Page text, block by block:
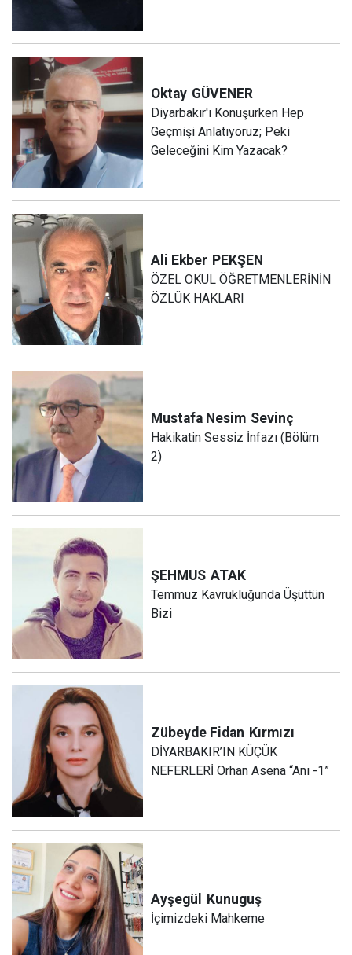
Oktay GÜVENER
Diyarbakır'ı Konuşurken Hep
Geçmişi Anlatıyoruz; Peki
Geleceğini Kim Yazacak?
Ali Ekber PEKŞEN
ÖZEL OKUL ÖĞRETMENLERİNİN
ÖZLÜK HAKLARI
Mustafa Nesim Sevinç
Hakikatin Sessiz İnfazı (Bölüm
2)
ŞEHMUS ATAK
Temmuz Kavrukluğunda Üşüttün
Bizi
Zübeyde Fidan Kırmızı
DİYARBAKIR’IN KÜÇÜK
NEFERLERİ Orhan Asena “Anı -1”
Ayşegül Kunuguş
İçimizdeki Mahkeme